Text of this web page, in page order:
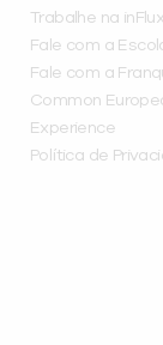
Trabalhe na inFlux
Fale com a
Fale com a
Common
Experience
Política de